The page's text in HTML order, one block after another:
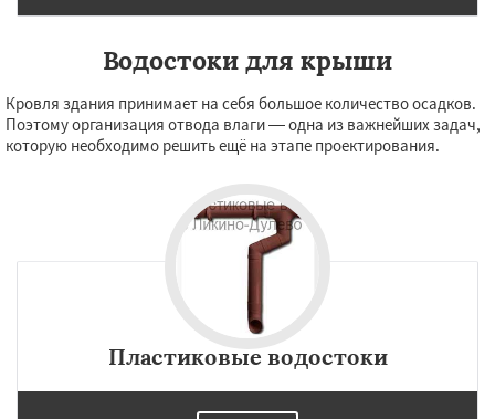
Водостоки для крыши
Кровля здания принимает на себя большое количество осадков.
Поэтому организация отвода влаги — одна из важнейших задач,
которую необходимо решить ещё на этапе проектирования.
Пластиковые водостоки